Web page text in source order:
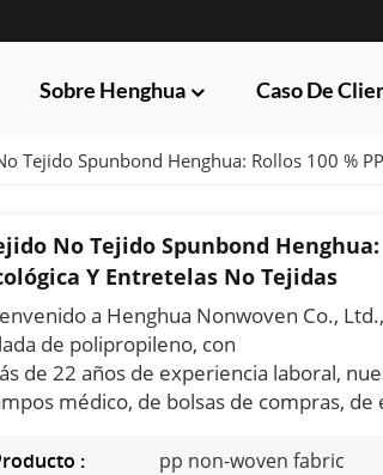
Sobre Henghua Caso De
Tejido Spunbond Henghua: Rollos 100 %
No Tejido Spunbond
Y Entretelas No Tejidas
a Henghua Nonwoven Co.,
de polipropileno, con
de 22 años de experiencia laboral,
médico, de bolsas de compras,
:
pp non-woven fabric